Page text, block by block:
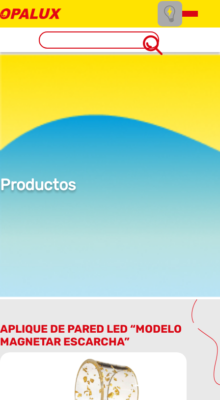
Productos
APLIQUE DE PARED LED “MODELO
MAGNETAR ESCARCHA”